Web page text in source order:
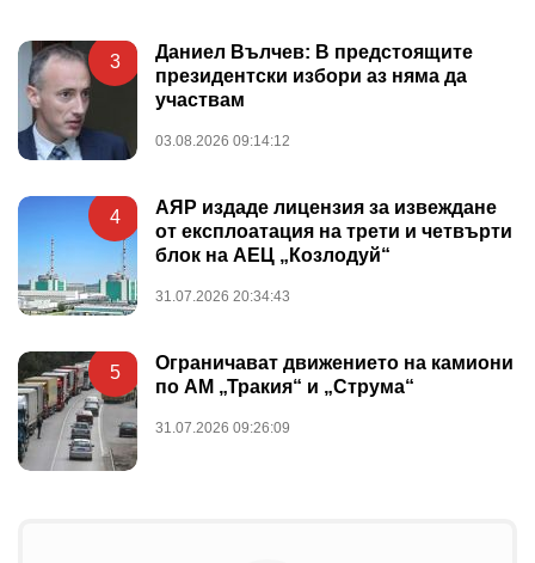
3
Даниел Вълчев: В предстоящите
президентски избори аз няма да
участвам
03.08.2026 09:14:12
4
АЯР издаде лицензия за извеждане
от експлоатация на трети и четвърти
блок на АЕЦ „Козлодуй“
31.07.2026 20:34:43
5
Ограничават движението на камиони
по АМ „Тракия“ и „Струма“
31.07.2026 09:26:09